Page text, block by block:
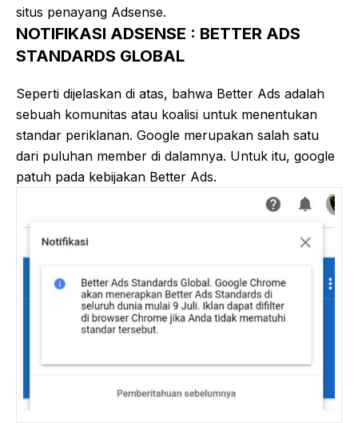
situs penayang Adsense.
NOTIFIKASI ADSENSE : BETTER ADS
STANDARDS GLOBAL
Seperti dijelaskan di atas, bahwa Better Ads adalah
sebuah komunitas atau koalisi untuk menentukan
standar periklanan. Google merupakan salah satu
dari puluhan member di dalamnya. Untuk itu, google
patuh pada kebijakan Better Ads.